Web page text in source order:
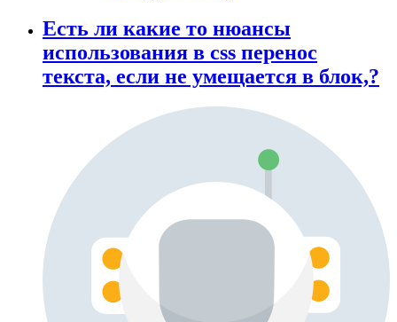
Есть ли какие то нюансы
использования в css перенос
текста, если не умещается в блок,?